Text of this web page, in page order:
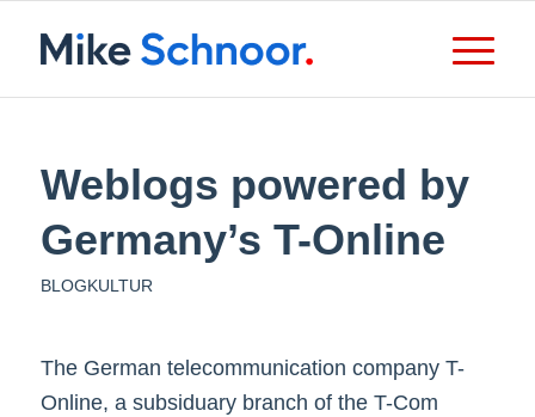
Weblogs powered by
Germany’s T-Online
BLOGKULTUR
The German telecommunication company T-
Online, a subsiduary branch of the T-Com